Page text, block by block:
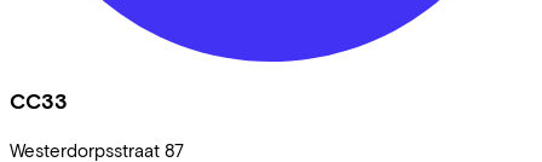
CC33
Westerdorpsstraat 87